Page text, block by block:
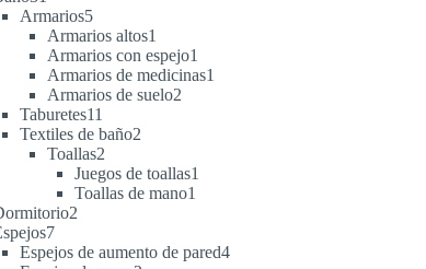
productos
Armarios55
productos
Armarios altos1
producto
Armarios con espejo1
producto
Armarios de medicinas1
Armarios de suelo2
Taburetes11
productos
Textiles de baño2
Toallas2
productos
Juegos de toallas1
Toallas de mano1
2
77
productos
Espejos de aumento de pared44